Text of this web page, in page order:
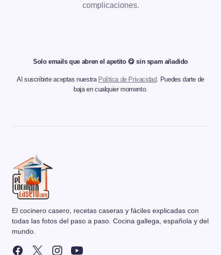
complicaciones.
Solo emails que abren el apetito 😋 sin spam añadido
Al suscribirte aceptas nuestra Política de Privacidad. Puedes darte de
baja en cualquier momento.
El cocinero casero, recetas caseras y fáciles explicadas con
todas las fotos del paso a paso. Cocina gallega, española y del
mundo.